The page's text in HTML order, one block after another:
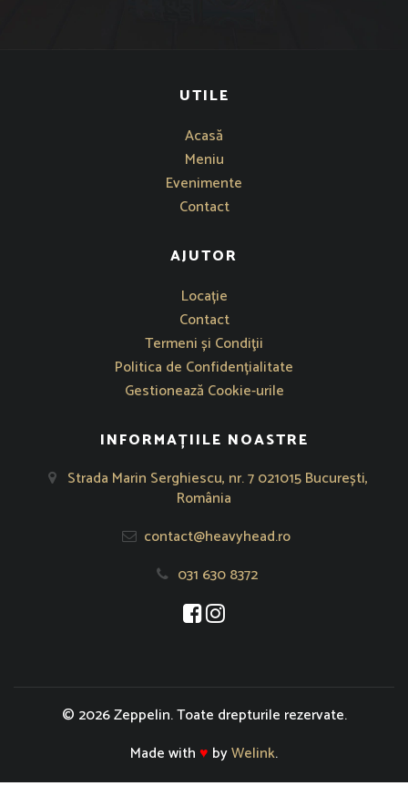
UTILE
Acasă
Meniu
Evenimente
Contact
AJUTOR
Se deschide într-o fereastră nouă
Locație
Contact
Termeni și Condiţii
Politica de Confidențialitate
Gestionează Cookie-urile
INFORMAȚIILE NOASTRE
Strada Marin Serghiescu, nr. 7 021015 București,
România
contact@heavyhead.ro
031 630 8372
Se deschide într-o fereastră nouă
Se deschide într-o fereastră
© 2026 Zeppelin. Toate drepturile rezervate.
Made with♥ byWelink.